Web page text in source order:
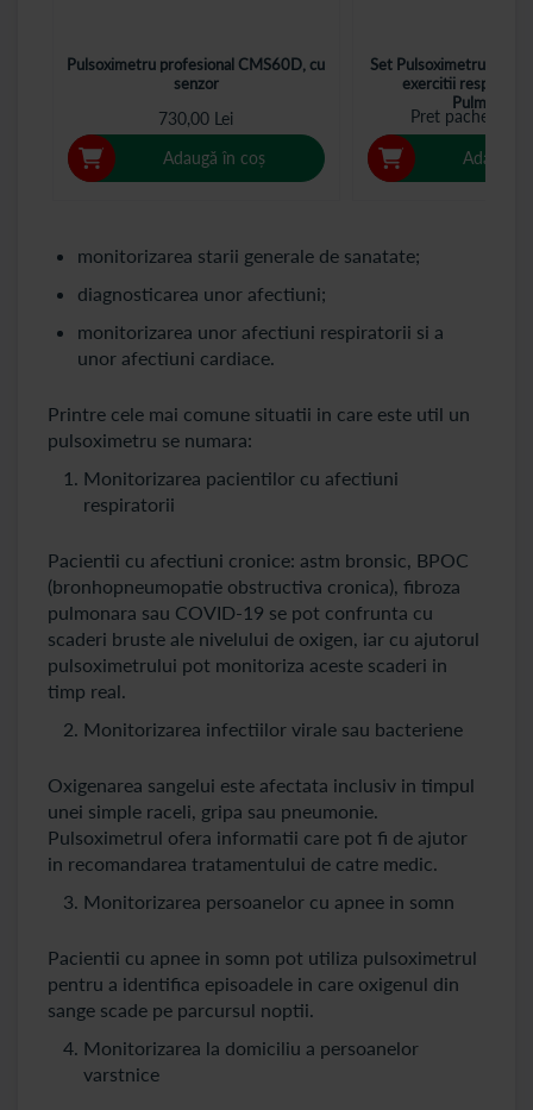
Pulsoximetru profesional CMS60D, cu
senzor
730,00 Lei
Adaugă în coș
Set Pulsoximetru
exercitii
Pret pachet
Adaugă
monitorizarea starii generale de sanatate;
diagnosticarea unor afectiuni;
monitorizarea unor afectiuni respiratorii si a
unor afectiuni cardiace.
Printre cele mai comune situatii in care este util un
pulsoximetru se numara:
Monitorizarea pacientilor cu afectiuni
respiratorii
Pacientii cu afectiuni cronice: astm bronsic, BPOC
(bronhopneumopatie obstructiva cronica), fibroza
pulmonara sau COVID-19 se pot confrunta cu
scaderi bruste ale nivelului de oxigen, iar cu ajutorul
pulsoximetrului pot monitoriza aceste scaderi in
timp real.
Monitorizarea infectiilor virale sau bacteriene
Oxigenarea sangelui este afectata inclusiv in timpul
unei simple raceli, gripa sau pneumonie.
Pulsoximetrul ofera informatii care pot fi de ajutor
in recomandarea tratamentului de catre medic.
Monitorizarea persoanelor cu apnee in somn
Pacientii cu apnee in somn pot utiliza pulsoximetrul
pentru a identifica episoadele in care oxigenul din
sange scade pe parcursul noptii.
Monitorizarea la domiciliu a persoanelor
varstnice